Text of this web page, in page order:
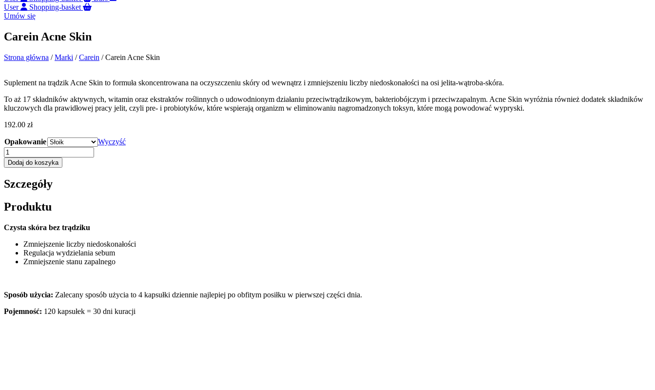
User
Shopping-basket
Umów się
Carein Acne Skin
Strona główna /Marki /Carein / Carein Acne Skin
Suplement na trądzik Acne Skin to formuła skoncentrowana na oczyszczeniu skóry od wewnątrz i zmniejszeniu liczby niedoskonałości na osi jelita-wątroba-skóra.
To aż 17 składników aktywnych, witamin oraz ekstraktów roślinnych o udowodnionym działaniu przeciwtrądzikowym, bakteriobójczym i przeciwzapalnym. Acne Skin wyróżnia również dodatek składników
kluczowych dla prawidłowej pracy jelit, czyli pre- i probiotyków, które wspierają organizm w eliminowaniu nagromadzonych toksyn, które mogą powodować wypryski.
192.00 zł
Opakowanie
Wyczyść
ilość
Carein
Acne
Dodaj do koszyka
Szczegóły
Produktu
Czysta skóra bez trądziku
Zmniejszenie liczby niedoskonałości
Regulacja wydzielania sebum
Zmniejszenie stanu zapalnego
Sposób użycia: Zalecany sposób użycia to 4 kapsułki dziennie najlepiej po obfitym posiłku w pierwszej części dnia.
Pojemność: 120 kapsułek = 30 dni kuracji